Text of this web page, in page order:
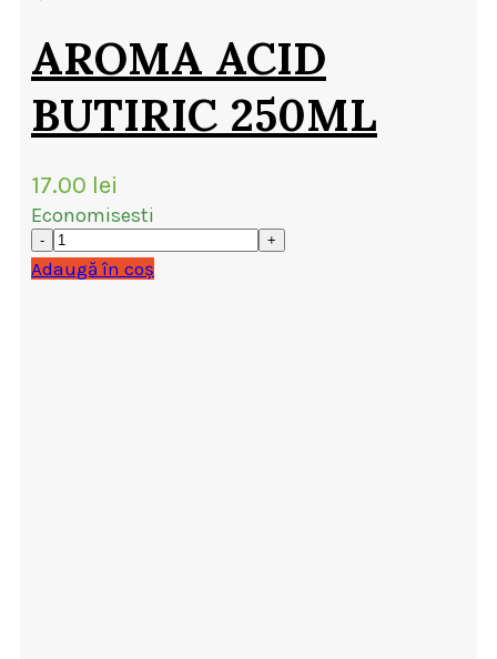
AROMA ACID
BUTIRIC 250ML
17.00 lei
Economisesti
Adaugă în coș